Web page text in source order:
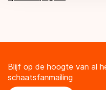
Blijf op de hoogte van al
schaatsfanmailing